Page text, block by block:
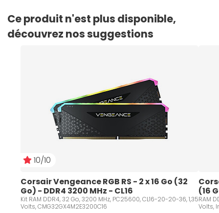
Ce produit n'est plus disponible,
découvrez nos suggestions
10/10
Corsair Vengeance RGB RS - 2 x 16 Go (32
Go) - DDR4 3200 MHz - CL16
Kit RAM DDR4, 32 Go, 3200 MHz, PC25600, CL16-20-20-36, 1,35
Volts, CMG32GX4M2E3200C16
(16
RAM
Volts,